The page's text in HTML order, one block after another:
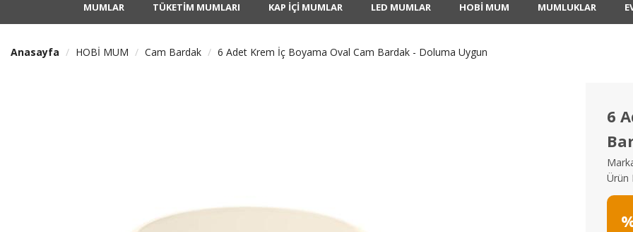
MUMLAR TÜKETİM MUMLARI KAP İÇİ MUMLAR LED MUMLAR HOBİ MUM MUMLUKLAR
Anasayfa HOBİ MUM Cam Bardak 6 Adet Krem İç Boyama Oval Cam Bardak - Doluma Uygun
6
Ürün